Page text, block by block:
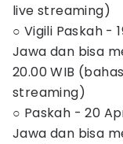
live streaming)
○ Vigili Paskah -
Jawa dan bisa
20.00 WIB
streaming)
○ Paskah - 20
Jawa dan bisa